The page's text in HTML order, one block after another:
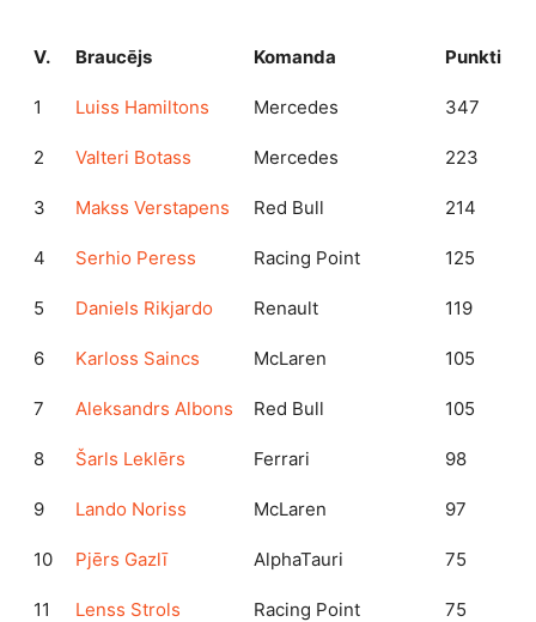
V. Braucējs Komanda Punkti
1 Luiss Hamiltons Mercedes 347
2 Valteri Botass Mercedes 223
3 Makss Verstapens Red Bull 214
4 Serhio Peress Racing Point 125
5 Daniels Rikjardo Renault 119
6 Karloss Saincs McLaren 105
7 Aleksandrs Albons Red Bull 105
8 Šarls Leklērs Ferrari 98
9 Lando Noriss McLaren 97
10 Pjērs Gazlī AlphaTauri 75
11 Lenss Strols Racing Point 75